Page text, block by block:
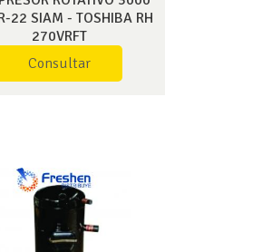
22 SIAM - TOSHIBA RH
270VRFT
Consultar